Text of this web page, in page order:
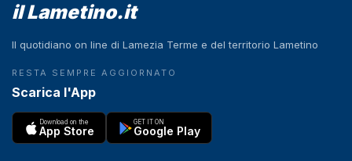
il Lametino.it
Il quotidiano on line di Lamezia Terme e del territorio Lametino
RESTA SEMPRE AGGIORNATO
Scarica l'App
Download on the
App Store
GET IT ON
Google Play